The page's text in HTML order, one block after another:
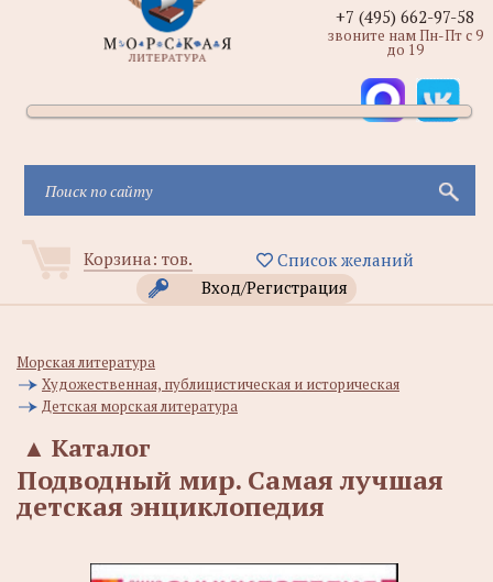
Корзина: тов.
Список желаний
Вход/Регистрация
+7 (495) 662-97-58
звоните нам Пн-Пт с 9
до 19
Морская литература
Художественная, публицистическая и историческая
Детская морская литература
Каталог
▲
Подводный мир. Самая лучшая
детская энциклопедия